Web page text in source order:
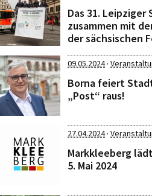
Das 31.
zusammen mit
der sächsischen
09.05.2024·
Borna feiert
„Post“ raus!
27.04.2024·
Markkleeberg
5. Mai 2024